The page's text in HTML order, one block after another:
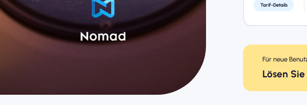
Tarif-Details
Für neue
Lösen